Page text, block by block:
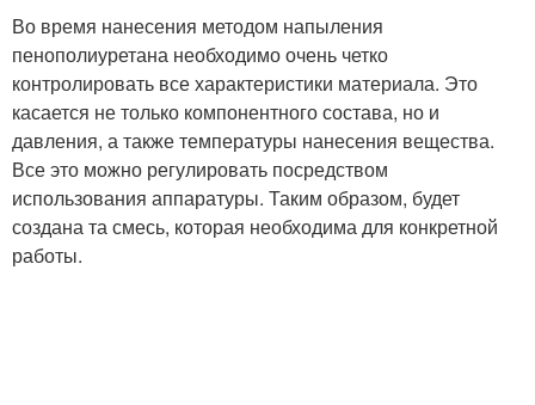
Во время нанесения методом напыления
пенополиуретана необходимо очень четко
контролировать все характеристики материала. Это
касается не только компонентного состава, но и
давления, а также температуры нанесения вещества.
Все это можно регулировать посредством
использования аппаратуры. Таким образом, будет
создана та смесь, которая необходима для конкретной
работы.